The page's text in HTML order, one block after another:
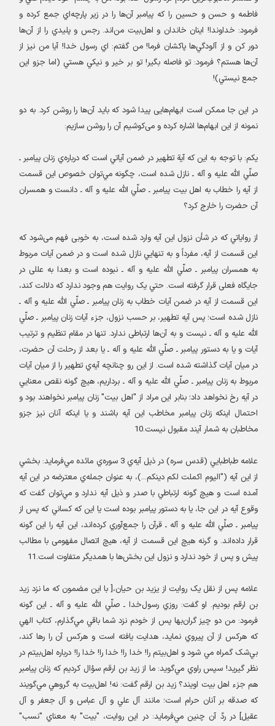
فاطمه و حسن و حسين را که پيامبر آن‌ها را در زير پارچه‌اي جمع کرده و
فرمود:خداوندا! اينان خاندان و اهل‌بیت من‌اند. رجس و پليدي را از آن‌ها
دور کن و از آلودگي‌ها پاکشان فرما! من گفتم: اي رسول خدا! آيا من نيز از
آن‌ها هستم؟ فرمود: تو فاصله بگير! تو بر خير و نيکي هستي (اما جزو اين
جمع نیستي)!
در این جا ممکن است ابهام‌هایی پیدا شود که باید آن‌ها را روشن کرد. به دو
نمونه از این ابهام‌ها اشاره کرده و می‌کوشیم آن را روشن سازیم:
یکم: با توجه به اين که آية تطهير در ضمن آياتي است که درباره‌ي زنان پيامبر ـ
صلّي الله عليه و آله ـ نازل شده است، چگونه مي‌توان خصوص اين قسمت
از آيه را خطاب به اهل بيت پيامبر ـ صلّي الله عليه و آله ـ دانست و همسران
آن حضرت را خارج کرد؟
از رواياتي که در شأن نزول اين آيه وارد شده است، به خوبی فهم می‌شود که
اين قسمت از آيه، مفرداً‌ و به تنهايي نازل شده است و در ضمن آيات مربوط
به همسران پيامبر ـ صلّي الله عليه و آله ـ نبوده است و بعدا به عللی در
جایگاه فعلی قرار گرفته است. حتي يک روايت هم وجود ندارد که دلالت کند،
اين قسمت از آيه در ضمن آيات خطاب به زنان پيامبر ـ صلّي الله عليه و آله ـ
نازل شده است؛ پس آيه تطهیر، بر حسب نزول، جزء آيات زنان پيامبر ـ صلّي
الله عليه و آله ـ نيست و به آن‌ها ارتباطی ندارد. تنها در مقام تنظيم و ترتيب
آيات و يا به دستور پيامبر ـ صلّي الله عليه و آله ـ يا بعد از رحلت آن حضرت،
در ميان آيات گذاشته شده است. از این رو چنانچه آيه‌ي تطهير را از ميان آيات
مربوط به زنان پيامبر ـ صلّي الله عليه و آله ـ برداريم، هيچ گونه نقص معنايي
در آیه رخ نخواهد داد؛ بنابر این مراد از "اهل بيت" زنان پيامبر نخواهند بود و
احتمال اینکه زنان پیامبر مخاطب این آیه باشند و یا اینکه آنان نیز جزو
مخاطبان به شمار آیند مقبول نیست.10
علامه طباطبايي (قدس سره) در ذيل آيه‌‌ي 3 سوره‌ي مائده مي‌فرمايد: بخشي
از اين آيه ("اليوم اکملت لکم دينکم...)، به عنوان جمله‌ي معترضه در اين آيه
آمده است و هيچ گونه ارتباطي با صدر و ذيل آيه ندارد و مي‌توان گفت که
وقوع آيه در اين جا، يا به دستور پيامبر بوده است يا اين که کساني که پس از
پيامبر ـ صلّي الله عليه و آله ـ قرآن را جمع‌آوري کرده‌اند، اين آيه را اين گونه
قرار داده‌اند. و گرنه هيچ این قسمت از آیه، هیچ اتصال مفهومی با مطالب
پيش و پس از خود ندارد و نزول اين بخش‌ها با همديگر متفاوت است.11
علامه پس از نقل يک روايت از يزيد بن حيان،[ با این مضمون که ما نزد زيد
بن ارقم بوديم. او گفت: روزي رسول‌خدا ـ صلّي الله عليه و آله ـ اين گونه
فرمود: من دو چيز گران‌بها پس از خودم نزد شما باقي مي‌گذارم، کتاب الهي
که هرکس از آن پيروي نمايد، هدايت يافته است و هرکس آن را رها کند،
بي‌شک گمراه مي شود و اهل‌بيتم را !خدا را! خدا را! خدا را! درباره اهل‌بیتم در
نظر گیرید! سپس راوي مي‌گويد:ما از زيد بن ارقم سؤال کرديم که زنان پيامبر
هم جزء اهل بيت اويند؟ زيد بن ارقم گفت: نه! اهل‌بيت به گروهي مي‌گويند
که صدقه بر آنان حرام است؛ مانند آل علي و آل عباس و آل جعفر و آل
عقيل] در ردّ آن چنين مي‌فرمايد: در اين روايت، "بيت" به معناي "نسب"